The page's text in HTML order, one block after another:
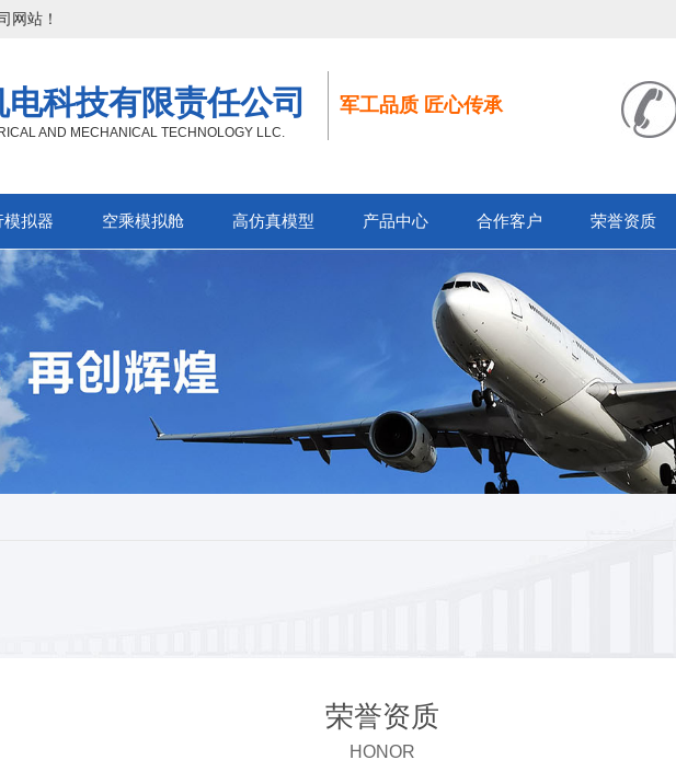
网站！
科技有限责任公司
AND MECHANICAL TECHNOLOGY LLC.
军工品质 匠心传承
模拟器 空乘模拟舱 高仿真模型 产品中心 合作客户 荣誉资质
荣誉资质
HONOR